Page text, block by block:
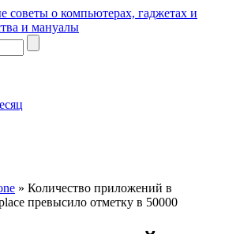
советы о компьютерах, гаджетах и
и мануалы
» Количество приложений в
превысило отметку в 50000